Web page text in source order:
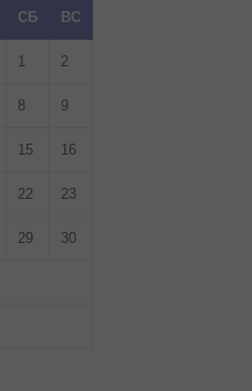
СБ ВС
1 2
8 9
15 16
22 23
29 30